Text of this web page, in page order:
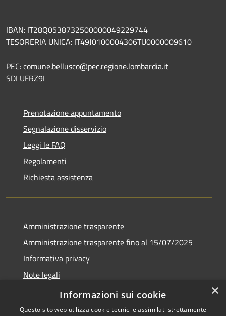
IBAN: IT28Q0538732500000049229744
TESORERIA UNICA: IT49J0100004306TU0000009610
PEC: comune.bellusco@pec.regione.lombardia.it
SDI UFRZ9I
Prenotazione appuntamento
Segnalazione disservizio
Leggi le FAQ
Regolamenti
Richiesta assistenza
Amministrazione trasparente
Amministrazione trasparente fino al 15/07/2025
Informativa privacy
Note legali
Dichiarazione di accessibilità
×
Informazioni sui cookie
Questo sito web utilizza cookie tecnici e assimilati strettamente